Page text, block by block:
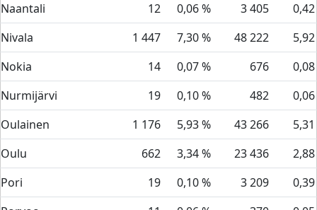
Naantali
12 0,06 % 3 405
0,42
Nivala
1 447 7,30 % 48 222
Nokia
14 0,07 % 676
0,08
Nurmijärvi
19 0,10 % 482
0,06
Oulainen
1 176 5,93 % 43 266
Oulu
662 3,34 % 23 436
2,88
Pori
19 0,10 % 3 209
0,39